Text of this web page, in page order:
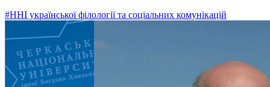
#ННІ української філології та соціальних комунікацій